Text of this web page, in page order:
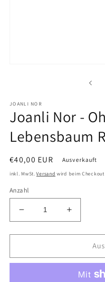
JOANLI NOR
Joanli Nor -
Lebensbaum
Normaler
Preis
€40,00 EUR Ausverkauft
inkl. MwSt.Versand wird beim
Anzahl
Verringere
die
Menge
Joanli
Erhöhe
die
Menge
Joanli